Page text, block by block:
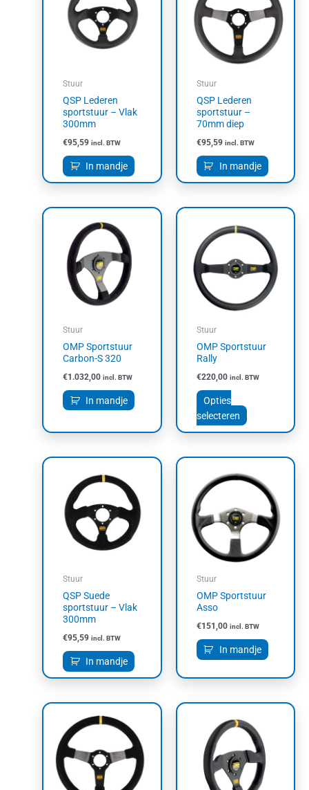
Stuur
QSP Lederen
sportstuur – Vlak
300mm
€95,59 incl. BTW
In mandje
Stuur
QSP Lederen
sportstuur –
70mm diep
€95,59 incl. BTW
In mandje
Stuur
OMP Sportstuur
Carbon-S 320
€1.032,00 incl. BTW
In mandje
Stuur
OMP Sportstuur
Rally
€220,00 incl. BTW
Opties
selecteren
product
heeft
meerdere
variaties.
Deze
optie
worden
de
Stuur
QSP Suede
sportstuur – Vlak
300mm
€95,59 incl. BTW
In mandje
Stuur
OMP Sportstuur
Asso
€151,00 incl. BTW
In mandje
Prijsklasse:
product
heeft
meerdere
variaties.
Deze